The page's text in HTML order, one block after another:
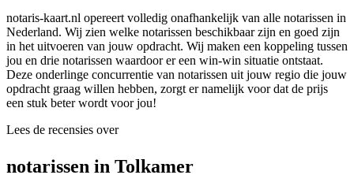
notaris-kaart.nl opereert volledig onafhankelijk van alle notarissen in
Nederland. Wij zien welke notarissen beschikbaar zijn en goed zijn
in het uitvoeren van jouw opdracht. Wij maken een koppeling tussen
jou en drie notarissen waardoor er een win-win situatie ontstaat.
Deze onderlinge concurrentie van notarissen uit jouw regio die jouw
opdracht graag willen hebben, zorgt er namelijk voor dat de prijs
een stuk beter wordt voor jou!
Lees de recensies over
notarissen in Tolkamer